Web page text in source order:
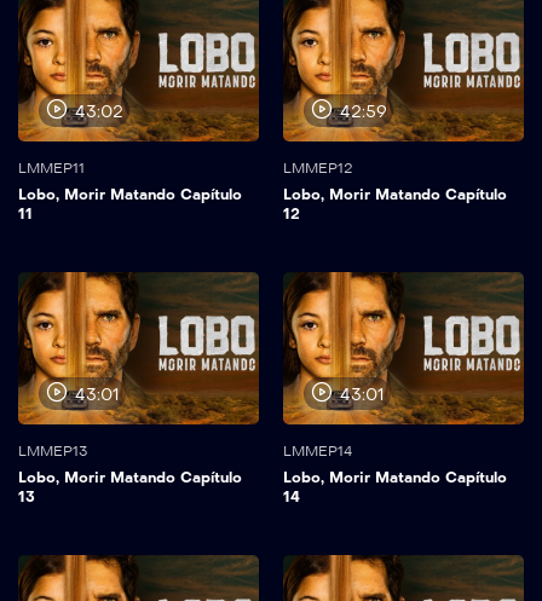
43:02
LMMEP11
Lobo, Morir Matando Capítulo
11
42:59
LMMEP12
Lobo, Morir Matando Capítulo
12
43:01
LMMEP13
Lobo, Morir Matando Capítulo
13
43:01
LMMEP14
Lobo, Morir Matando Capítulo
14